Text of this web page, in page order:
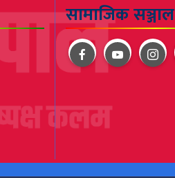
सामाजिक सञ्जाल